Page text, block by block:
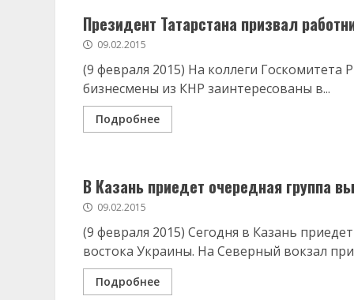
Президент Татарстана призвал
09.02.2015
(9 февраля 2015) На коллеги
бизнесмены из КНР заинтересованы в...
Подробнее
В Казань приедет очередная группа
09.02.2015
(9 февраля 2015) Сегодня в Казань
востока Украины. На Северный вокзал
Подробнее